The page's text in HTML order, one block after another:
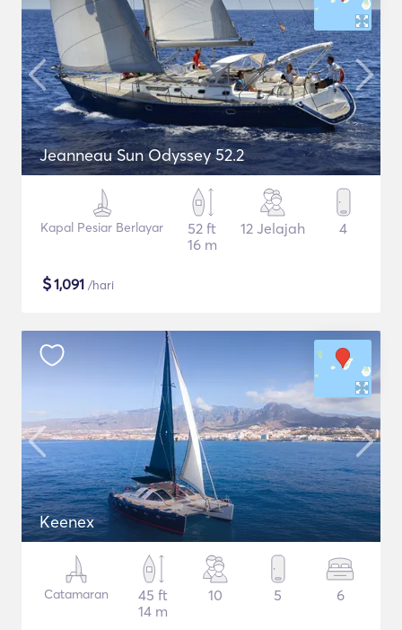
Jeanneau Sun Odyssey 52.2
Kapal Pesiar Berlayar
52 ft
16 m
12 Jelajah 4
$1,091 /hari
Keenex
Catamaran
45 ft
14 m
10 5 6